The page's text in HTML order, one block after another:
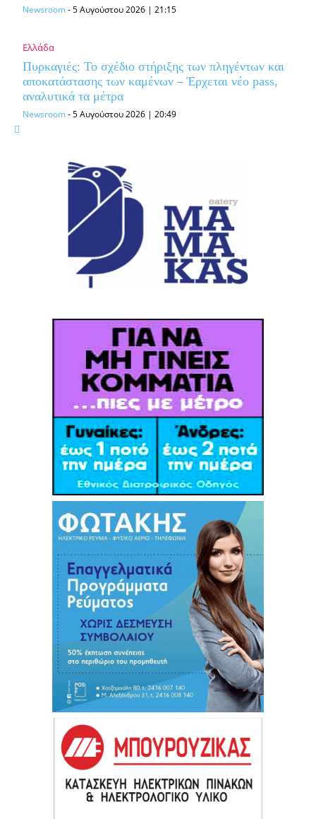
Newsroom-5 Αυγούστου 2026 | 21:15
Ελλάδα
Πυρκαγιές: Το σχέδιο στήριξης των πληγέντων και
αποκατάστασης των καμένων – Έρχεται νέο pass,
αναλυτικά τα μέτρα
Newsroom-5 Αυγούστου 2026 | 20:49